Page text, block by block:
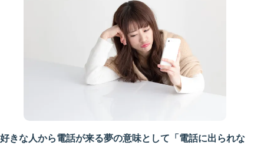
好きな人から電話が来る夢の意味として「電話に出られな